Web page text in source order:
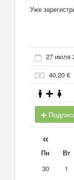
Уже
27 июля
40,20 €
«
Пн Вт
30
1